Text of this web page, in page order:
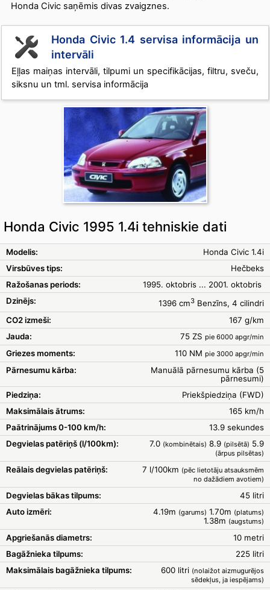
Honda Civic saņēmis divas zvaigznes.
Honda Civic 1.4 servisa informācija un
intervāli
Eļļas maiņas intervāli, tilpumi un specifikācijas, filtru, sveču,
siksnu un tml. servisa informācija
Honda Civic 1995 1.4i tehniskie dati
Modelis:
Honda Civic 1.4i
Virsbūves tips:
Hečbeks
Ražošanas periods:
1995. oktobris ... 2001. oktobris
Dzinējs:
1396 cm3 Benzīns, 4 cilindri
CO2 izmeši:
167 g/km
Jauda:
75 ZS pie 6000 apgr/min
Griezes moments: 110 NM pie 3000 apgr/min
Pārnesumu kārba:
Manuālā pārnesumu kārba (5
pārnesumi)
Piedziņa:
Priekšpiedziņa (FWD)
Maksimālais ātrums:
165 km/h
Paātrinājums 0-100 km/h:
13.9 sekundes
Degvielas patēriņš (l/100km):
7.0 (kombinētais) 8.9 (pilsētā) 5.9
(ārpus pilsētas)
Reālais degvielas patēriņš: 7 l/100km (pēc lietotāju atsauksmēm
no dažādiem avotiem)
Degvielas bākas tilpums:
45 litri
Auto izmēri:
4.19m (garums) 1.70m (platums)
1.38m (augstums)
Apgriešanās diametrs:
10 metri
Bagāžnieka tilpums:
225 litri
Maksimālais bagāžnieka tilpums:
600 litri (nolaižot aizmugurējos
sēdekļus, ja iespējams)